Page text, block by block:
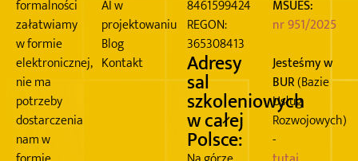
formalności
załatwiamy
w formie
elektronicznej,
nie ma
potrzeby
dostarczenia
nam w
AI w
projektowaniu
Blog
Kontakt
8461599424
REGON:
365308413
Adresy
sal
szkoleniowych
w całej
Polsce:
MSUES:
nr 951/2025
Jesteśmy w
BUR(Bazie
Usług
Rozwojowych)
-